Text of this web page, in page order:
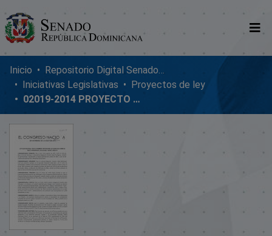
Comunidades
Glosario
Nosotros
Inicio
Repositorio Digital SenadoRD
Iniciativas Legislativas
Proyectos de ley
02019-2014 PROYECTO DE LEY